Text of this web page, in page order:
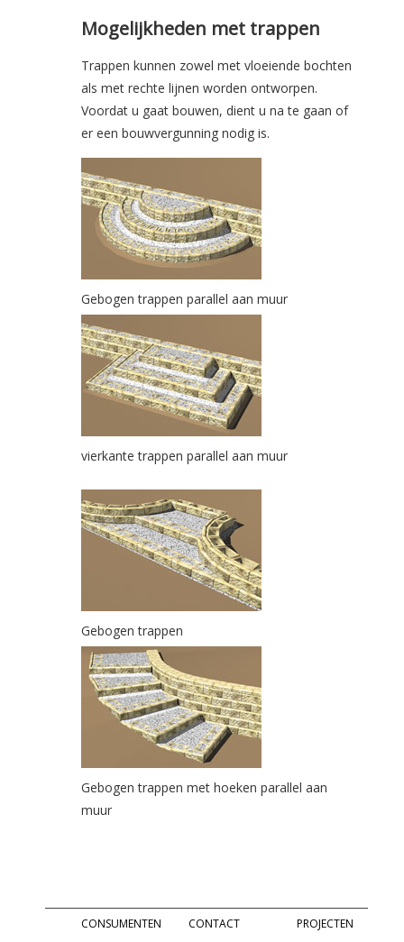
Mogelijkheden met trappen
Trappen kunnen zowel met vloeiende bochten
als met rechte lijnen worden ontworpen.
Voordat u gaat bouwen, dient u na te gaan of
er een bouwvergunning nodig is.
Gebogen trappen parallel aan muur
vierkante trappen parallel aan muur
Gebogen trappen
Gebogen trappen met hoeken parallel aan
muur
CONSUMENTEN
CONTACT
PROJECTEN